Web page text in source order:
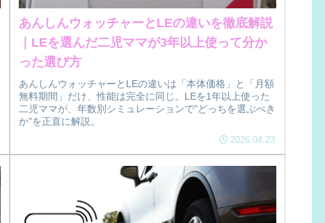
あんしんウォッチャーとLEの違いを徹底解説
｜LEを選んだ二児ママが3年以上使って分か
った選び方
あんしんウォッチャーとLEの違いは「本体価格」と「月額
無料期間」だけ、性能は完全に同じ。LEを1年以上使った
二児ママが、年数別シミュレーションで"どっちを選ぶべき
か"を正直に解説。
2026.04.23